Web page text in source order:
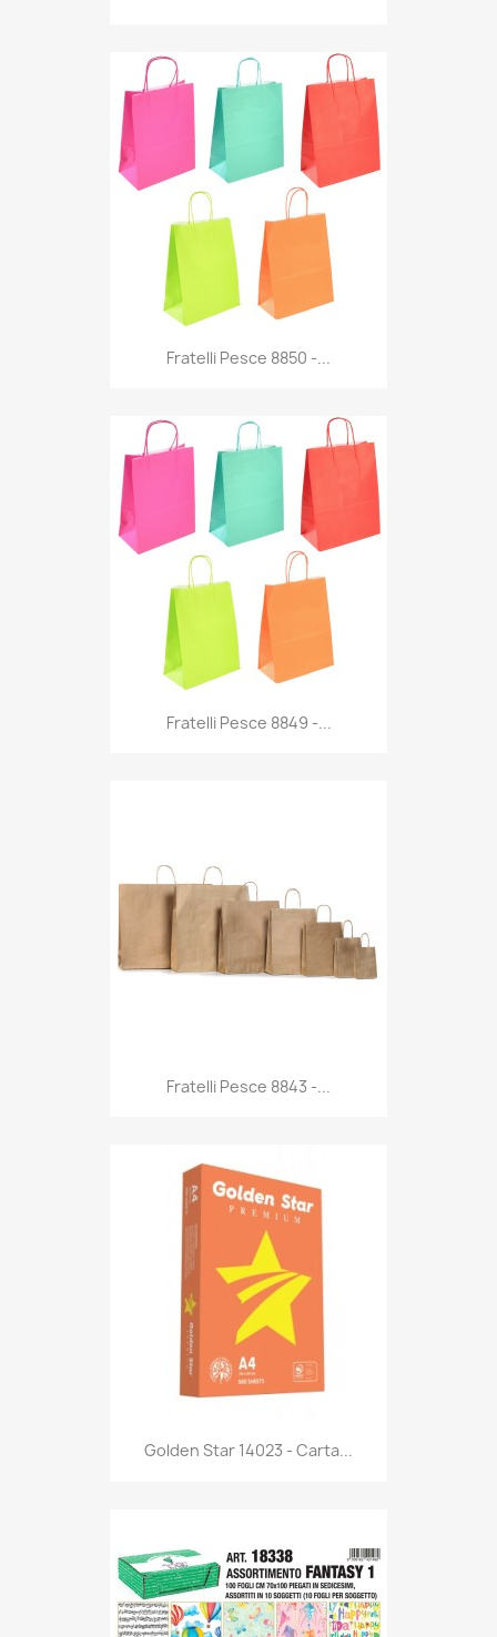
Anteprima
Fratelli Pesce 8850 -...
Anteprima
Fratelli Pesce 8849 -...
Anteprima
Fratelli Pesce 8843 -...
Anteprima
Golden Star 14023 - Carta...